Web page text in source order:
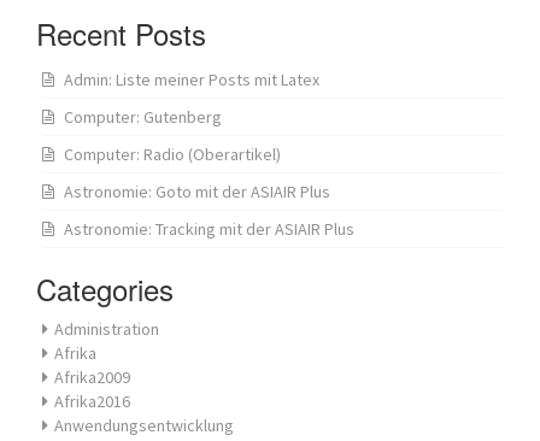
Recent Posts
Admin: Liste meiner Posts mit Latex
Computer: Gutenberg
Computer: Radio (Oberartikel)
Astronomie: Goto mit der ASIAIR Plus
Astronomie: Tracking mit der ASIAIR Plus
Categories
Administration
Afrika
Afrika2009
Afrika2016
Anwendungsentwicklung